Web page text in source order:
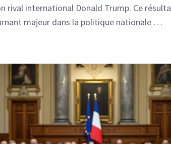
rival international Donald Trump. Ce
majeur dans la politique nationale …